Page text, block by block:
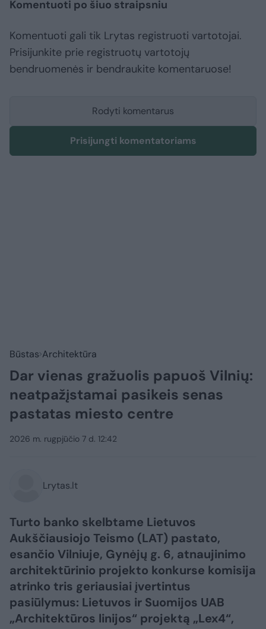
Komentuoti po šiuo straipsniu
Komentuoti gali tik Lrytas registruoti vartotojai.
Prisijunkite prie registruotų vartotojų
bendruomenės ir bendraukite komentaruose!
Rodyti komentarus
Prisijungti komentatoriams
Būstas Architektūra
Dar vienas gražuolis papuoš Vilnių:
neatpažįstamai pasikeis senas
pastatas miesto centre
2026 m. rugpjūčio 7 d. 12:42
Lrytas.lt
Turto banko skelbtame Lietuvos
Aukščiausiojo Teismo (LAT) pastato,
esančio Vilniuje, Gynėjų g. 6, atnaujinimo
architektūrinio projekto konkurse komisija
atrinko tris geriausiai įvertintus
pasiūlymus: Lietuvos ir Suomijos UAB
„Architektūros linijos“ projektą „Lex4“,